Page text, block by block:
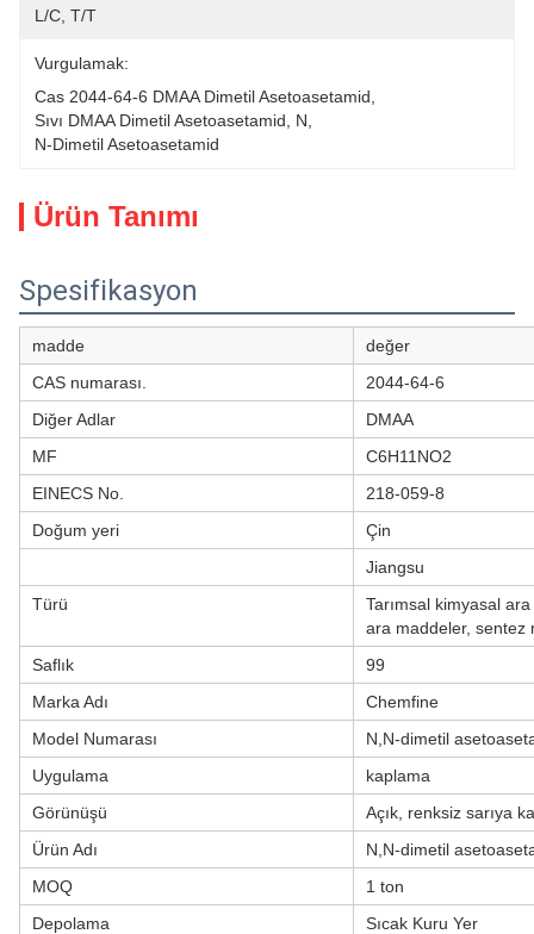
L/C, T/T
Vurgulamak:
Cas 2044-64-6 DMAA Dimetil Asetoasetamid
Sıvı DMAA Dimetil Asetoasetamid
N
N-Dimetil Asetoasetamid
Ürün Tanımı
Spesifikasyon
madde
değer
CAS numarası.
2044-64-6
Diğer Adlar
DMAA
MF
C6H11NO2
EINECS No.
218-059-8
Doğum yeri
Çin
Jiangsu
Türü
Tarımsal kimyasal
ara maddeler, sentez
Saflık
99
Marka Adı
Chemfine
Model Numarası
N,N-dimetil
Uygulama
kaplama
Görünüşü
Açık, renksiz sarıya
Ürün Adı
N,N-dimetil
MOQ
1 ton
Depolama
Sıcak Kuru Yer